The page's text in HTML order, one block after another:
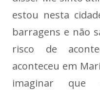
estou nesta
barragens e não
risco de
aconteceu em
imaginar que